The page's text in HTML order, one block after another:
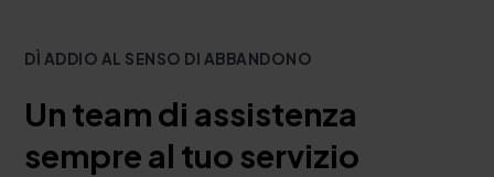
DÌ ADDIO AL SENSO DI ABBANDONO
Un team di assistenza
sempre al tuo servizio